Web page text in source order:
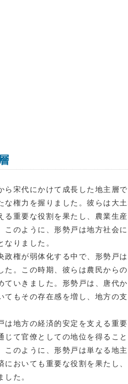
ら宋代にかけて成長した地主層
な権力を握りました。彼らは大
る重要な役割を果たし、農業生
このように、形勢戸は地方社会
なりました。
政権が弱体化する中で、形勢戸
た。この時期、彼らは農民からの
ていきました。形勢戸は、唐代
てもその存在感を増し、地方の
は地方の経済的安定を支える重
じて官僚としての地位を得るこ
このように、形勢戸は単なる地
においても重要な役割を果たし
した。